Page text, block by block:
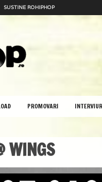
SUSTINE ROHIPHOP
PROMOVARI
WINGS